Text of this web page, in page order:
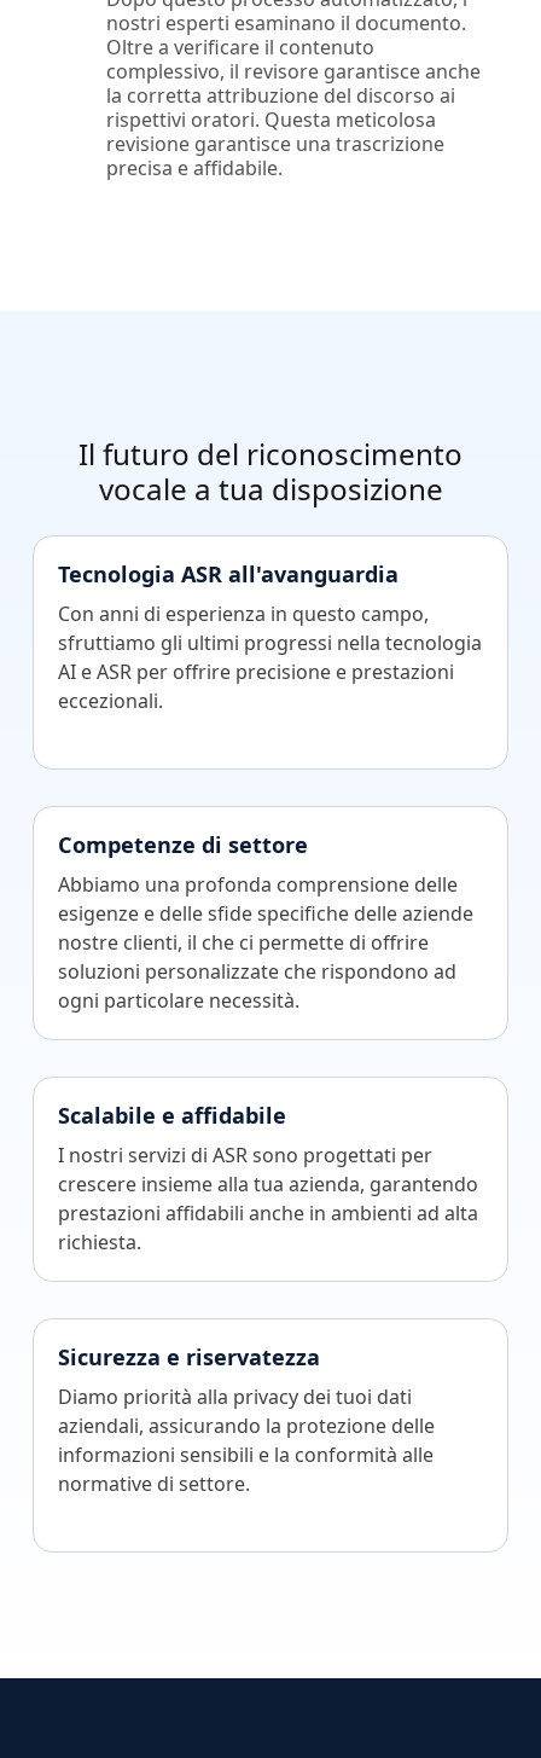
nostri esperti esaminano il documento.
Oltre a verificare il contenuto
complessivo, il revisore garantisce anche
la corretta attribuzione del discorso ai
rispettivi oratori. Questa meticolosa
revisione garantisce una trascrizione
precisa e affidabile.
Il futuro del riconoscimento
vocale a tua disposizione
Tecnologia ASR all'avanguardia
Con anni di esperienza in questo campo,
sfruttiamo gli ultimi progressi nella tecnologia
AI e ASR per offrire precisione e prestazioni
eccezionali.
Competenze di settore
Abbiamo una profonda comprensione delle
esigenze e delle sfide specifiche delle aziende
nostre clienti, il che ci permette di offrire
soluzioni personalizzate che rispondono ad
ogni particolare necessità.
Scalabile e affidabile
I nostri servizi di ASR sono progettati per
crescere insieme alla tua azienda, garantendo
prestazioni affidabili anche in ambienti ad alta
richiesta.
Sicurezza e riservatezza
Diamo priorità alla privacy dei tuoi dati
aziendali, assicurando la protezione delle
informazioni sensibili e la conformità alle
normative di settore.